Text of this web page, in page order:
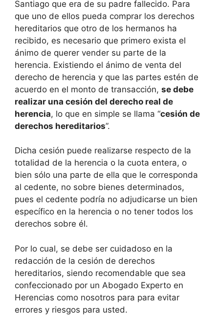
Santiago que era de su padre fallecido. Para
que uno de ellos pueda comprar los derechos
hereditarios que otro de los hermanos ha
recibido, es necesario que primero exista el
ánimo de querer vender su parte de la
herencia. Existiendo el ánimo de venta del
derecho de herencia y que las partes estén de
acuerdo en el monto de transacción, se debe
realizar una cesión del derecho real de
herencia, lo que en simple se llama “cesión de
derechos hereditarios”.
Dicha cesión puede realizarse respecto de la
totalidad de la herencia o la cuota entera, o
bien sólo una parte de ella que le corresponda
al cedente, no sobre bienes determinados,
pues el cedente podría no adjudicarse un bien
específico en la herencia o no tener todos los
derechos sobre él.
Por lo cual, se debe ser cuidadoso en la
redacción de la cesión de derechos
hereditarios, siendo recomendable que sea
confeccionado por un Abogado Experto en
Herencias como nosotros para para evitar
errores y riesgos para usted.